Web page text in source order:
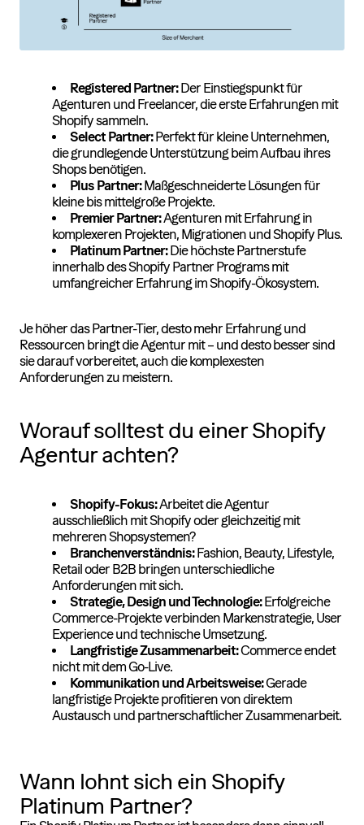
Registered Partner:Der Einstiegspunkt für
Agenturen und Freelancer, die erste Erfahrungen mit
Shopify sammeln.
Select Partner:Perfekt für kleine Unternehmen,
die grundlegende Unterstützung beim Aufbau ihres
Shops benötigen.
Plus Partner:Maßgeschneiderte Lösungen für
kleine bis mittelgroße Projekte.
Premier Partner:Agenturen mit Erfahrung in
komplexeren Projekten, Migrationen und Shopify Plus.
Platinum Partner:Die höchste Partnerstufe
innerhalb des Shopify Partner Programs mit
umfangreicher Erfahrung im Shopify-Ökosystem.
Je höher das Partner-Tier, desto mehr Erfahrung und
Ressourcen bringt die Agentur mit – und desto besser sind
sie darauf vorbereitet, auch die komplexesten
Anforderungen zu meistern.
Worauf solltest du einer Shopify
Agentur achten?
Shopify-Fokus:Arbeitet die Agentur
ausschließlich mit Shopify oder gleichzeitig mit
mehreren Shopsystemen?
Branchenverständnis:Fashion, Beauty, Lifestyle,
Retail oder B2B bringen unterschiedliche
Anforderungen mit sich.
Strategie, Design und Technologie:Erfolgreiche
Commerce-Projekte verbinden Markenstrategie, User
Experience und technische Umsetzung.
Langfristige Zusammenarbeit:Commerce endet
nicht mit dem Go-Live.
Kommunikation und Arbeitsweise:Gerade
langfristige Projekte profitieren von direktem
Austausch und partnerschaftlicher Zusammenarbeit.
Wann lohnt sich ein Shopify
Platinum Partner?